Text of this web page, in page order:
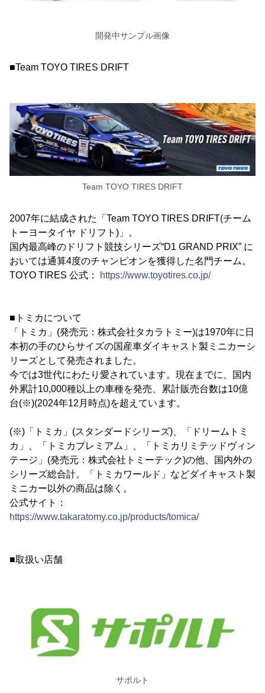
開発中サンプル画像
■Team TOYO TIRES DRIFT
Team TOYO TIRES DRIFT
2007年に結成された「Team TOYO TIRES DRIFT(チーム
トーヨータイヤ ドリフト)」。
国内最高峰のドリフト競技シリーズ“D1 GRAND PRIX” に
おいては通算4度のチャンピオンを獲得した名門チーム。
TOYO TIRES 公式：
https://www.toyotires.co.jp/
■トミカについて
「トミカ」(発売元：株式会社タカラトミー)は1970年に日
本初の手のひらサイズの国産車ダイキャスト製ミニカーシ
リーズとして発売されました。
今では3世代にわたり愛されています。現在までに、国内
外累計10,000種以上の車種を発売、累計販売台数は10億
台(※)(2024年12月時点)を超えています。
(※)「トミカ」(スタンダードシリーズ)、「ドリームトミ
カ」、「トミカプレミアム」、「トミカリミテッドヴィン
テージ」(発売元：株式会社トミーテック)の他、国内外の
シリーズ総合計。「トミカワールド」などダイキャスト製
ミニカー以外の商品は除く。
公式サイト：
https://www.takaratomy.co.jp/products/tomica/
■取扱い店舗
サポルト